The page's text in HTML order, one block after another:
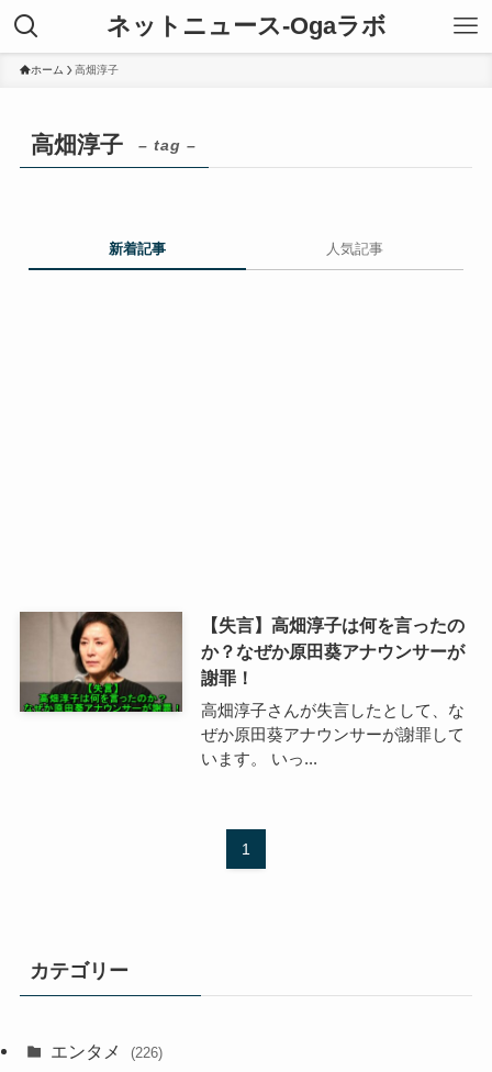
ネットニュース-Ogaラボ
ホーム 高畑淳子
高畑淳子 – tag –
新着記事 人気記事
【失言】高畑淳子は何を言ったの
か？なぜか原田葵アナウンサーが
謝罪！
高畑淳子さんが失言したとして、な
ぜか原田葵アナウンサーが謝罪して
います。 いっ...
1
カテゴリー
エンタメ (226)